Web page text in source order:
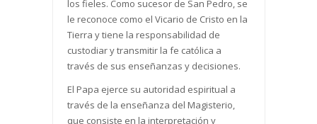
los fieles. Como sucesor de San Pedro, se
le reconoce como el Vicario de Cristo en la
Tierra y tiene la responsabilidad de
custodiar y transmitir la fe católica a
través de sus enseñanzas y decisiones.
El Papa ejerce su autoridad espiritual a
través de la enseñanza del Magisterio,
que consiste en la interpretación y